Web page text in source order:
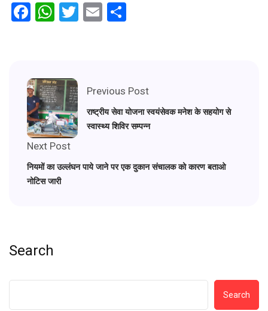
Facebook
WhatsApp
Twitter
Email
Previous Post
राष्ट्रीय सेवा योजना स्वयंसेवक मनेश के सहयोग से
स्वास्थ्य शिविर सम्पन्न
Next Post
नियमों का उल्लंघन पाये जाने पर एक दुकान संचालक को कारण बताओ
नोटिस जारी
Search
Search